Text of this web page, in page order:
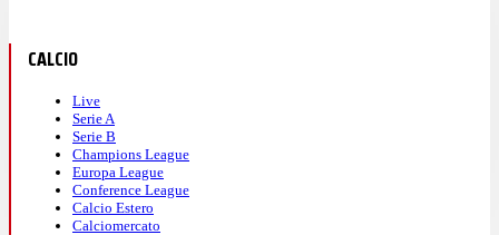
CALCIO
Live
Serie A
Serie B
Champions League
Europa League
Conference League
Calcio Estero
Calciomercato